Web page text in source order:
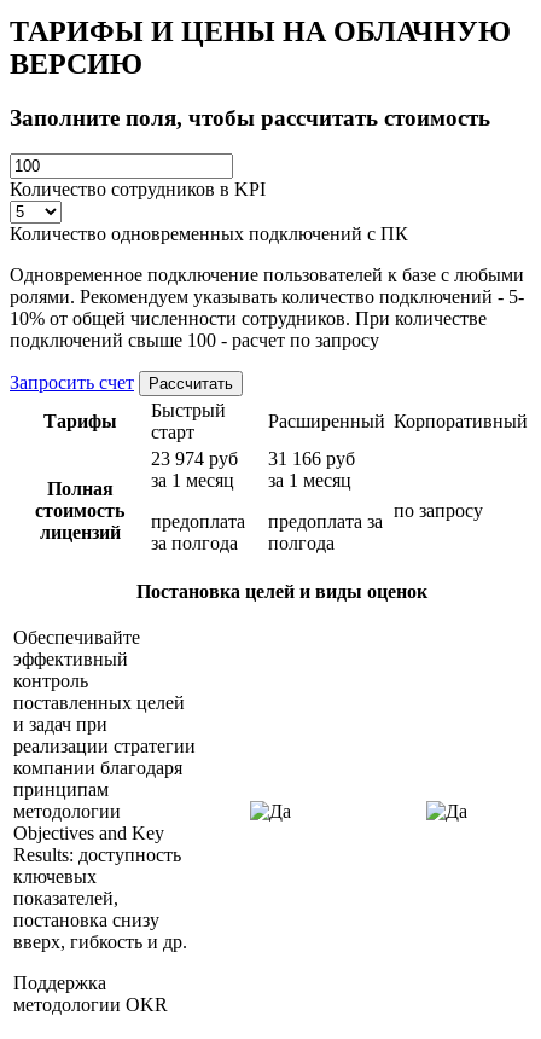
ТАРИФЫ И ЦЕНЫ НА ОБЛАЧНУЮ
ВЕРСИЮ
Заполните поля, чтобы рассчитать стоимость
Количество сотрудников в KPI
Количество одновременных подключений с ПК
Одновременное подключение пользователей к базе с любыми
ролями. Рекомендуем указывать количество подключений - 5-
10% от общей численности сотрудников. При количестве
подключений свыше 100 - расчет по запросу
Запросить счет Рассчитать
Тарифы
Быстрый
старт
Расширенный Корпоративный
Полная
стоимость
лицензий
23 974 руб
за 1 месяц
предоплата
за полгода
31 166 руб
за 1 месяц
предоплата за
полгода
по запросу
Постановка целей и виды оценок
Обеспечивайте
эффективный
контроль
поставленных целей
и задач при
реализации стратегии
компании благодаря
принципам
методологии
Objectives and Key
Results: доступность
ключевых
показателей,
постановка снизу
вверх, гибкость и др.
Поддержка
методологии OKR